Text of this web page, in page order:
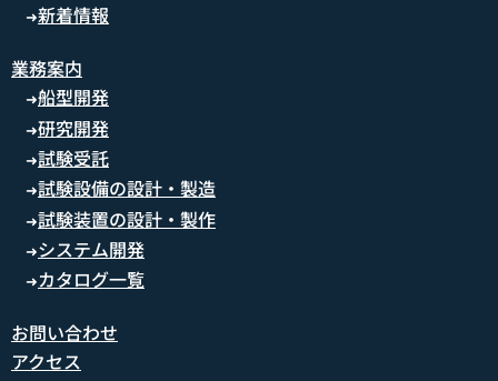
➜新着情報
業務案内
➜船型開発
➜研究開発
➜試験受託
➜試験設備の設計・製造
➜試験装置の設計・製作
➜システム開発
➜カタログ一覧
お問い合わせ
アクセス